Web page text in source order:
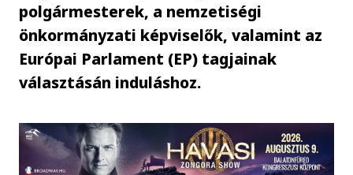
polgármesterek, a nemzetiségi
önkormányzati képviselők, valamint az
Európai Parlament (EP) tagjainak
választásán induláshoz.